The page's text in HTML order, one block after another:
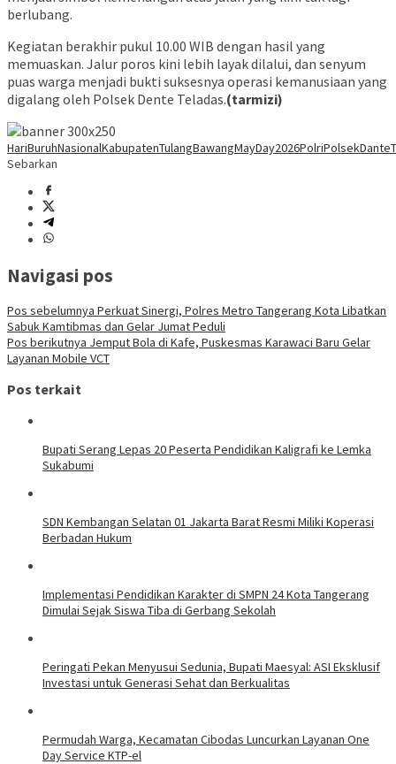
berlubang.
Kegiatan berakhir pukul 10.00 WIB dengan hasil yang
memuaskan. Jalur poros kini lebih layak dilalui, dan senyum
puas warga menjadi bukti suksesnya operasi kemanusiaan yang
digalang oleh Polsek Dente Teladas.(tarmizi)
HariBuruhNasionalKabupatenTulangBawangMayDay2026Polri
Sebarkan
Navigasi pos
Pos sebelumnya Perkuat Sinergi, Polres Metro Tangerang Kota Libatkan
Sabuk Kamtibmas dan Gelar Jumat Peduli
Pos berikutnya Jemput Bola di Kafe, Puskesmas Karawaci Baru Gelar
Layanan Mobile VCT
Pos terkait
Bupati Serang Lepas 20 Peserta Pendidikan Kaligrafi ke Lemka
Sukabumi
SDN Kembangan Selatan 01 Jakarta Barat Resmi Miliki Koperasi
Berbadan Hukum
Implementasi Pendidikan Karakter di SMPN 24 Kota Tangerang
Dimulai Sejak Siswa Tiba di Gerbang Sekolah
Peringati Pekan Menyusui Sedunia, Bupati Maesyal: ASI Eksklusif
Investasi untuk Generasi Sehat dan Berkualitas
Permudah Warga, Kecamatan Cibodas Luncurkan Layanan One
Day Service KTP-el